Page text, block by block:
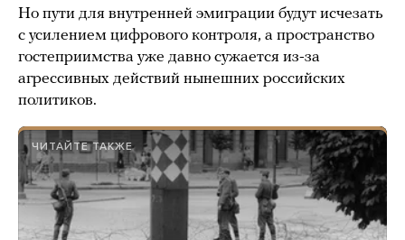
Но пути для внутренней эмиграции будут исчезать
с усилением цифрового контроля, а пространство
гостеприимства уже давно сужается из-за
агрессивных действий нынешних российских
политиков.
ЧИТАЙТЕ ТАКЖЕ